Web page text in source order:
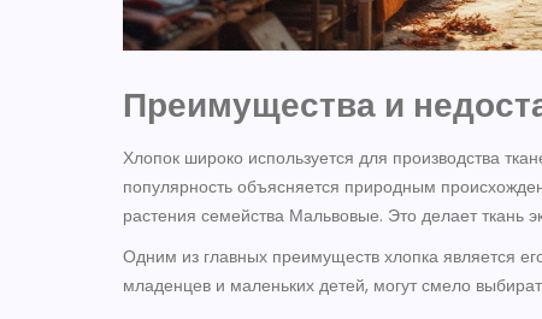
Преимущества и
Хлопок широко используется для производства
популярность объясняется природным
растения семейства Мальвовые. Это делает ткань
Одним из главных преимуществ хлопка является
младенцев и маленьких детей, могут смело